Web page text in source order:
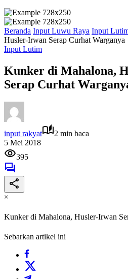
Beranda Input Luwu Raya Input
Husler-Irwan Serap Curhat Warganya
Input Lutim
Kunker di Mahalona,
Serap Curhat
input rakyat
2 min baca
5 Mei 2018
395
×
Kunker di Mahalona, Husler-Irwan
Sebarkan artikel ini